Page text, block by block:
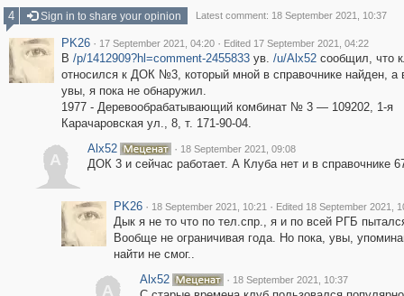
4
Sign in to share your opinion Latest comment: 18 September 2021, 10:37
PK26 · 17 September 2021, 04:20 · Edited 17 September 2021, 04:22
В /p/1412909?hl=comment-2455833ув. /u/Alx52сообщил, что
относился к ДОК №3, который мной в справочнике найден, а
увы, я пока не обнаружил.
1977 - Деревообрабатывающий комбинат № 3 — 109202, 1-я
Карачаровская ул., 8, т. 171-90-04.
A
Alx52 · 18 September 2021, 09:08
ДОК 3 и сейчас работает. А Клуба нет и в справочнике
PK26 · 18 September 2021, 10:21 · Edited 18 September 2021,
Дык я не то что по тел.спр., я и по всей РГБ
Вообще не ограничивая года. Но пока, увы,
найти не смог..
A
Alx52 · 18 September 2021, 10:37